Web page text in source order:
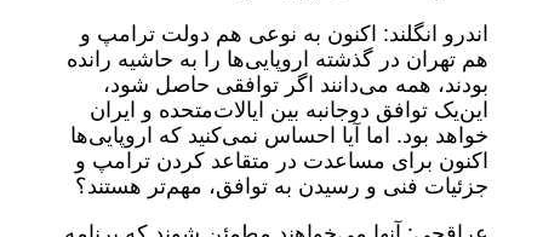
اندرو انگلند: اکنون به نوعی هم دولت ترامپ و
هم تهران در گذشته اروپایی‌ها را به حاشیه رانده
بودند، همه می‌دانند اگر توافقی حاصل شود،
این‌یک توافق دوجانبه بین ایالات‌متحده و ایران
خواهد بود. اما آیا احساس نمی‌کنید که اروپایی‌ها
اکنون برای مساعدت در متقاعد کردن ترامپ و
جزئیات فنی و رسیدن به توافق، مهم‌تر هستند؟